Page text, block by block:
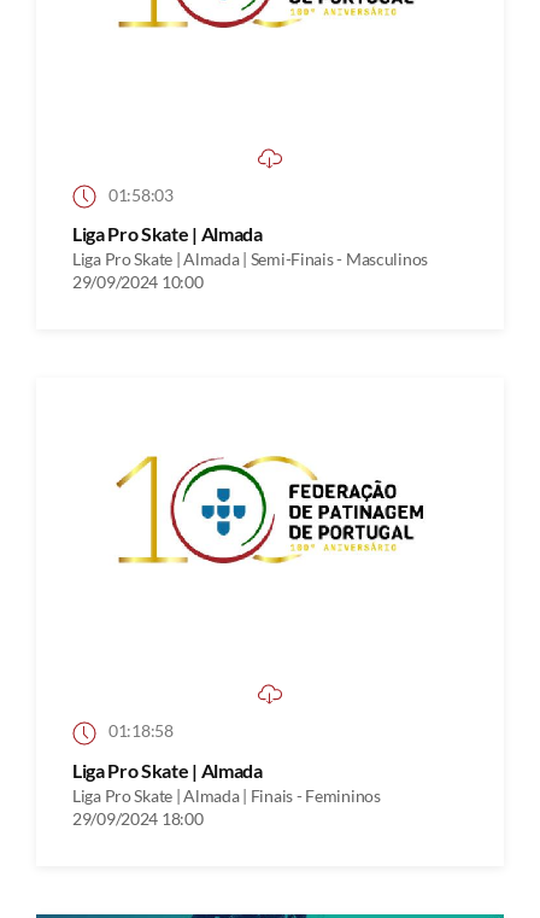
01:58:03
Liga Pro Skate | Almada
Liga Pro Skate | Almada | Semi-Finais - Masculinos
29/09/2024 10:00
01:18:58
Liga Pro Skate | Almada
Liga Pro Skate | Almada | Finais - Femininos
29/09/2024 18:00